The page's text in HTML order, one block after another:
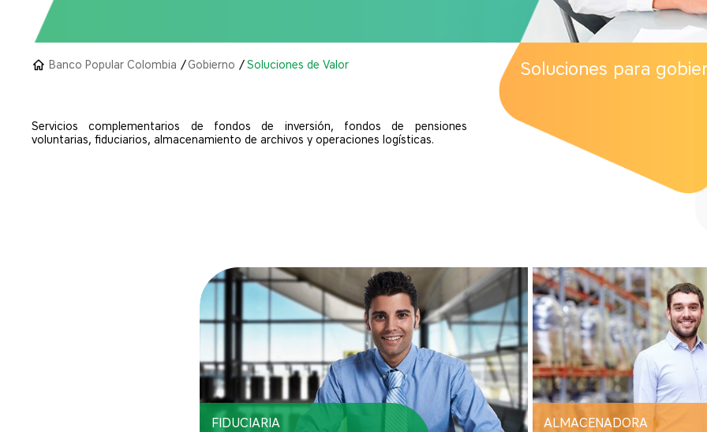
Banco Popular Colombia Gobierno Soluciones de Valor
Servicios complementarios de fondos de inversión, fondos de pensiones
voluntarias, fiduciarios, almacenamiento de archivos y operaciones logísticas.
Soluciones para
FIDUCIARIA ALMACENADORA